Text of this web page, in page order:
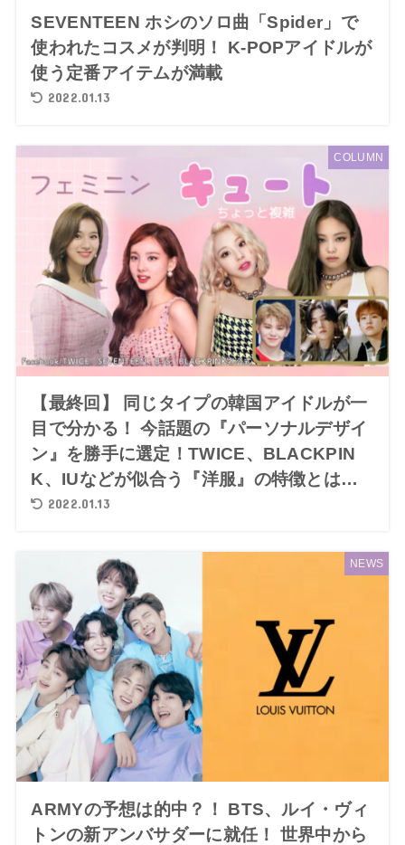
SEVENTEEN ホシのソロ曲「Spider」で
使われたコスメが判明！ K-POPアイドルが
使う定番アイテムが満載
2022.01.13
COLUMN
【最終回】 同じタイプの韓国アイドルが一
目で分かる！ 今話題の『パーソナルデザイ
ン』を勝手に選定！TWICE、BLACKPIN
K、IUなどが似合う『洋服』の特徴とは…
2022.01.13
NEWS
ARMYの予想は的中？！ BTS、ルイ・ヴィ
トンの新アンバサダーに就任！ 世界中から